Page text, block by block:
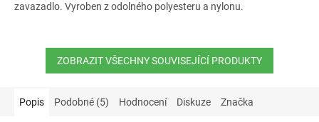
zavazadlo. Vyroben z odolného polyesteru a nylonu.
ZOBRAZIT VŠECHNY SOUVISEJÍCÍ PRODUKTY
Popis Podobné (5) Hodnocení Diskuze Značka